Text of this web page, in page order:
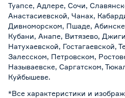
Туапсе, Адлере, Сочи,
Анастасиевской, Чанах,
Дивноморском, Пшаде,
Кубани, Анапе, Витязево,
Натухаевской, Гостагаевской,
Залесском, Петровском,
Называевске, Саргатском,
Куйбышеве.
*Все характеристики и